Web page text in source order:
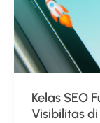
Kelas SEO
Visibilitas